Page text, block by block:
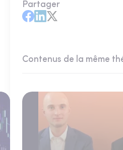
Partager
Contenus de la même